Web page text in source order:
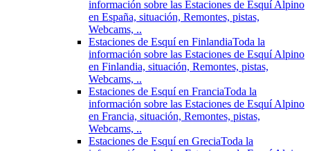
información sobre las Estaciones de Esquí Alpino
en España, situación, Remontes, pistas,
Webcams, ..
Estaciones de Esquí en FinlandiaToda la
información sobre las Estaciones de Esquí Alpino
en Finlandia, situación, Remontes, pistas,
Webcams, ..
Estaciones de Esquí en FranciaToda la
información sobre las Estaciones de Esquí Alpino
en Francia, situación, Remontes, pistas,
Webcams, ..
Estaciones de Esquí en GreciaToda la